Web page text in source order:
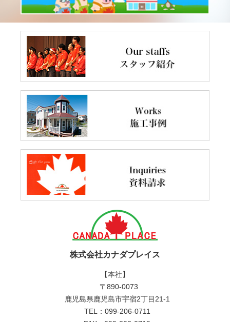
株式会社カナダプレイス
【本社】
〒890-0073
鹿児島県鹿児島市宇宿2丁目21-1
TEL：099-206-0711